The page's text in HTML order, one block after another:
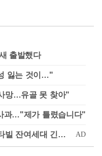
출발했다
잃는 것이…"
망…유골 못 찾아"
과…"제가 틀렸습니다"